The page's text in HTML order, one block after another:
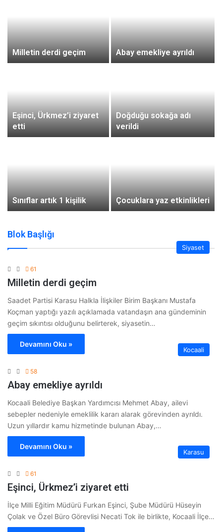
Milletin derdi geçim Abay emekliye ayrıldı
Eşinci, Ürkmez’i ziyaret
etti
Doğduğu sokağa adı
verildi
Sınıflar artık 1 kişilik Çocuklara yaz etkinlikleri
Blok Başlığı
Siyaset
61
Milletin derdi geçim
Saadet Partisi Karasu Halkla İlişkiler Birim Başkanı Mustafa
Koçman yaptığı yazılı açıklamada vatandaşın ana gündeminin
geçim sıkıntısı olduğunu belirterek, siyasetin…
Devamını Oku »
Kocaali
58
Abay emekliye ayrıldı
Kocaali Belediye Başkan Yardımcısı Mehmet Abay, ailevi
sebepler nedeniyle emeklilik kararı alarak görevinden ayrıldı.
Uzun yıllardır kamu hizmetinde bulunan Abay,…
Devamını Oku »
Karasu
61
Eşinci, Ürkmez’i ziyaret etti
İlçe Milli Eğitim Müdürü Furkan Eşinci, Şube Müdürü Hüseyin
Çolak ve Özel Büro Görevlisi Necati Tok ile birlikte, Kocaali İlçe…